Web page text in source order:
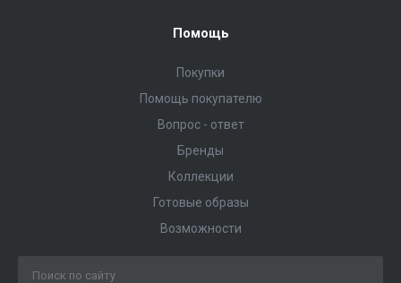
Помощь
Покупки
Помощь покупателю
Вопрос - ответ
Бренды
Коллекции
Готовые образы
Возможности